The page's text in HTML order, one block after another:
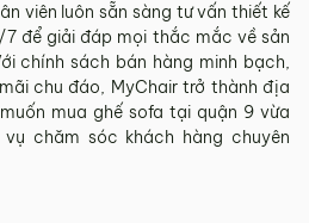
viên luôn sẵn sàng tư vấn thiết kế
để giải đáp mọi thắc mắc về sản
chính sách bán hàng minh bạch,
chu đáo, MyChair trở thành địa
mua ghế sofa tại quận 9 vừa
chăm sóc khách hàng chuyên